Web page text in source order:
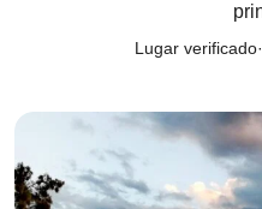
Lugar verificado·